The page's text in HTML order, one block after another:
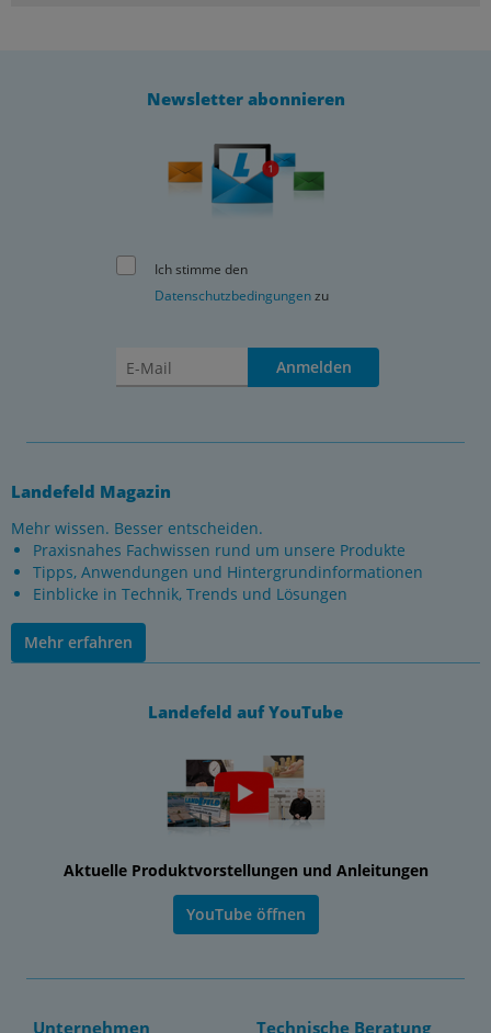
Newsletter abonnieren
Ich stimme den
Datenschutzbedingungenzu
Anmelden
Landefeld Magazin
Mehr wissen. Besser entscheiden.
Praxisnahes Fachwissen rund um unsere Produkte
Tipps, Anwendungen und Hintergrundinformationen
Einblicke in Technik, Trends und Lösungen
Mehr erfahren
Landefeld auf YouTube
Aktuelle Produktvorstellungen und Anleitungen
YouTube öffnen
Unternehmen Technische Beratung